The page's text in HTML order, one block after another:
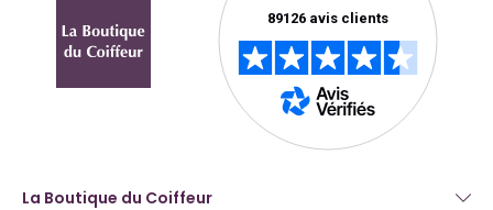
La Boutique du Coiffeur